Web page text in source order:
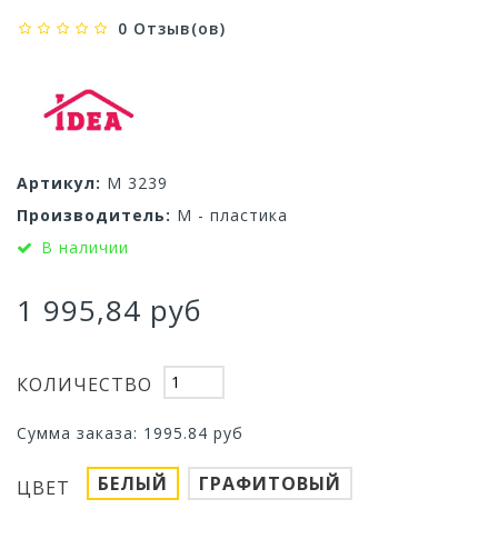
0 Отзыв(ов)
Артикул: М 3239
Производитель: М - пластика
В наличии
1 995,84 руб
КОЛИЧЕСТВО
Сумма заказа: 1995.84 руб
ЦВЕТ БЕЛЫЙ ГРАФИТОВЫЙ